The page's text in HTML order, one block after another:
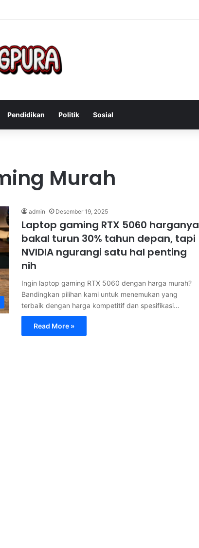
Gejala Post Power Syndrome Setelah Pensiun Kerja
Pendidikan Politik Sosial
Murah
admin Desember 19, 2025
Laptop gaming RTX 5060 harganya
bakal turun 30% tahun depan, tapi
NVIDIA ngurangi satu hal penting
nih
Ingin laptop gaming RTX 5060 dengan harga murah?
Bandingkan pilihan kami untuk menemukan yang
terbaik dengan harga kompetitif dan spesifikasi…
Read More »